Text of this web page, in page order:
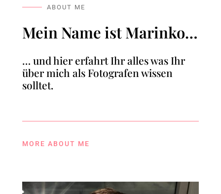
ABOUT ME
Mein Name ist Marinko…
… und hier erfahrt Ihr alles was Ihr
über mich als Fotografen wissen
solltet.
MORE ABOUT ME